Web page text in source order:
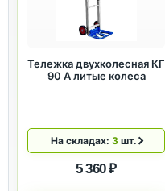
Тележка двухколесная КГ
90 А литые колеса
На складах: 3шт.
5 360 ₽